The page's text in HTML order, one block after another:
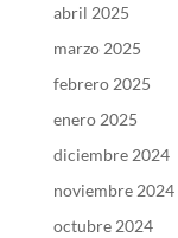
abril 2025
marzo 2025
febrero 2025
enero 2025
diciembre 2024
noviembre 2024
octubre 2024